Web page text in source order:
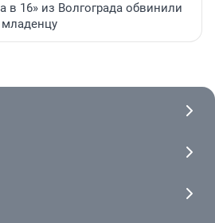
в 16» из Волгограда обвинили
младенцу